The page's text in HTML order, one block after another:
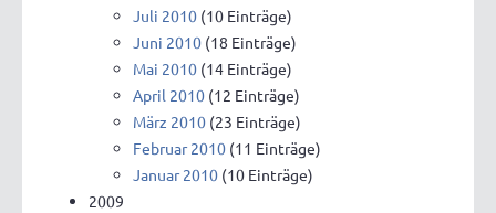
Juli 2010 (10 Einträge)
Juni 2010 (18 Einträge)
Mai 2010 (14 Einträge)
April 2010 (12 Einträge)
März 2010 (23 Einträge)
Februar 2010 (11 Einträge)
Januar 2010 (10 Einträge)
2009